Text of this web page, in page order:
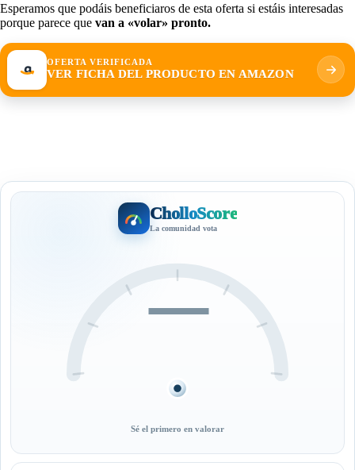
Esperamos que podáis beneficiaros de esta oferta si estáis interesadas
porque parece que van a «volar» pronto.
OFERTA VERIFICADA
VER FICHA DEL PRODUCTO EN AMAZON
CholloScore
La comunidad vota
—
Sé el primero en valorar